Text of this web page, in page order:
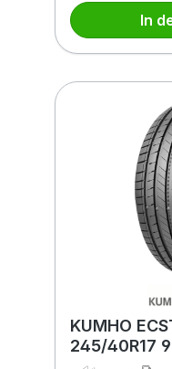
In
KUMHO
245/40R17